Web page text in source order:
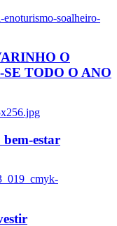
soalheiro-
O
TODO O ANO
bem-estar